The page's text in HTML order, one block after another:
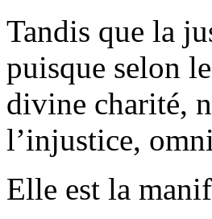
Tandis que la
puisque selon
divine charité,
l’injustice,
Elle est la